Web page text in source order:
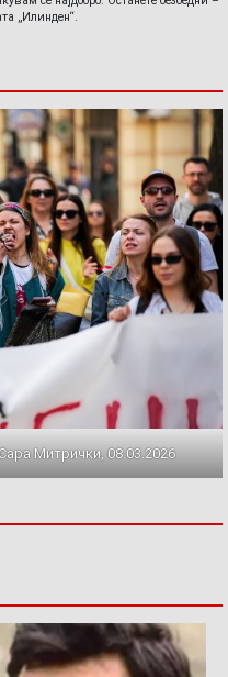
„Илинден“.
Митрички, 08.03.2026